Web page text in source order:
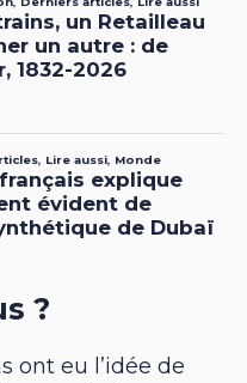
?
ont eu l’idée de